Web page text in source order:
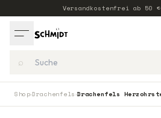
Versandkostenfrei ab 50 €
⌕
Shop›Drachenfels ›